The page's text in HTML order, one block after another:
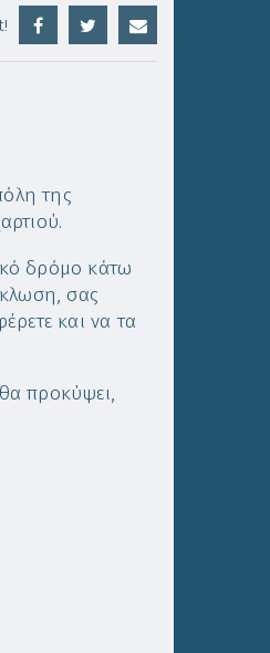
της
δρόμο κάτω
σας
και να τα
προκύψει,